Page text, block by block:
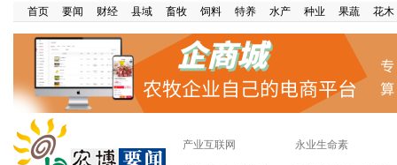
首页 要闻 财经 县域 畜牧 饲料 特养 水产 种业 果蔬 花木
产业互联网 永业生命素